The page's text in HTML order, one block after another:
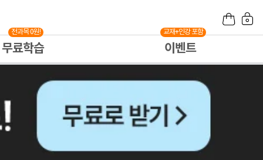
무료학습
전과목 0원!
이벤트
교재+인강 포함